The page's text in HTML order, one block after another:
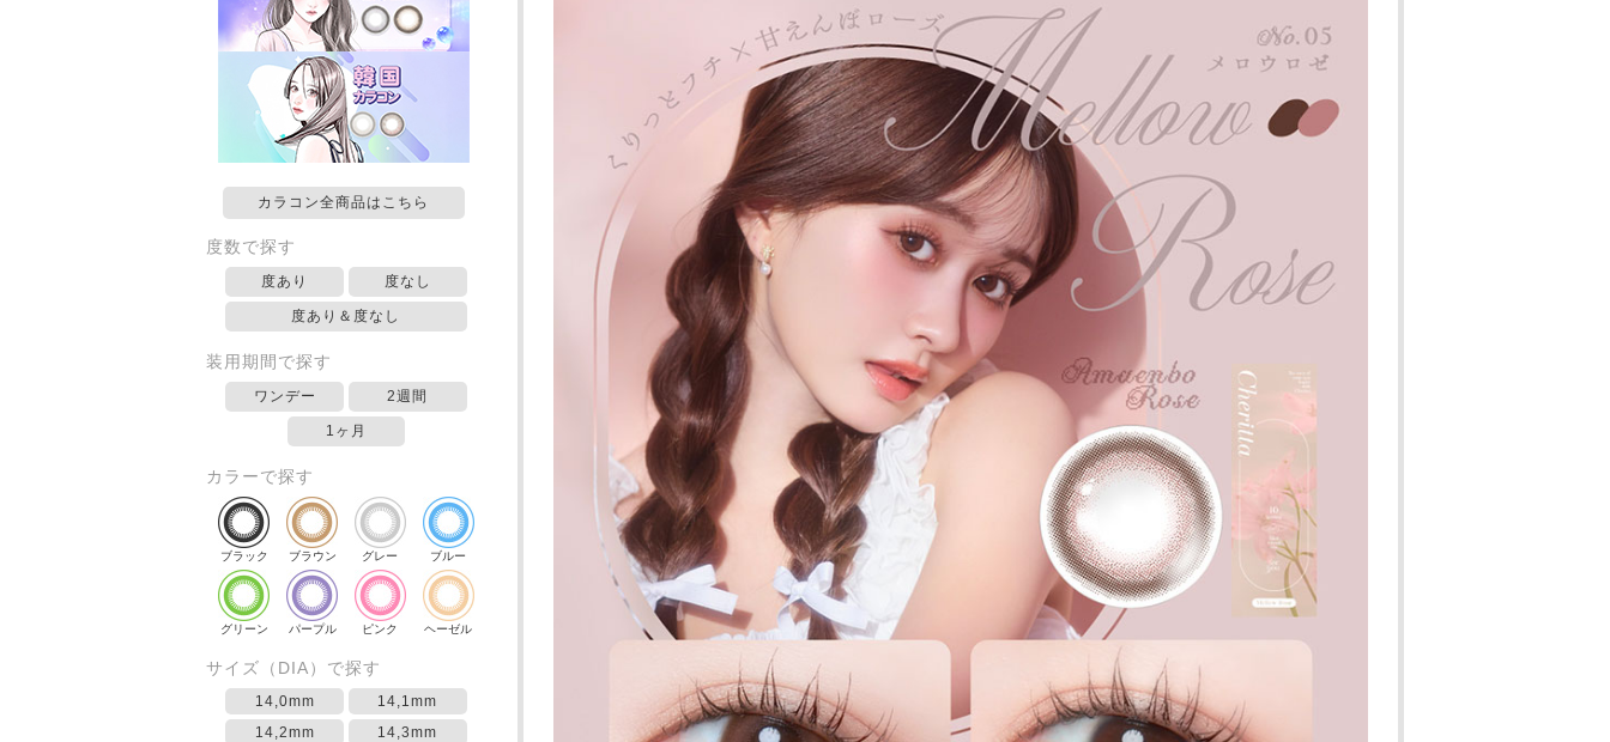
カラコン全商品はこちら
度数で探す
度あり 度なし
度あり＆度なし
装用期間で探す
ワンデー 2週間
1ヶ月
カラーで探す
ブラック ブラウン グレー ブルー
グリーン パープル ピンク ヘーゼル
サイズ（DIA）で探す
14,0mm
14,1mm
14,2mm
14,3mm